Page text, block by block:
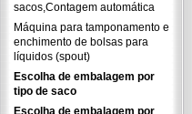
sacos,Contagem automática
Máquina para tamponamento e
enchimento de bolsas para
líquidos (spout)
Escolha de embalagem por
tipo de saco
Escolha de embalagem por